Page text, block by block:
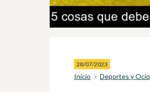
28/07/2023
Inicio Deportes y Ocio